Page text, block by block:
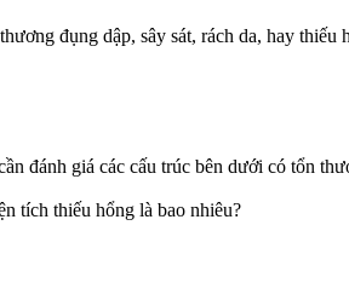
đụng dập, sây sát, rách da, hay thiếu
đánh giá các cấu trúc bên dưới có tổn
tích thiếu hổng là bao nhiêu?